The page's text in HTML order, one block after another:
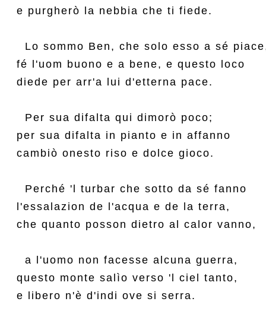
e purgherò la nebbia che ti fiede.
Lo sommo Ben, che solo esso a sé
fé l'uom buono e a bene, e questo loco
diede per arr'a lui d'etterna pace.
  Per sua difalta qui dimorò poco;
per sua difalta in pianto e in affanno
cambiò onesto riso e dolce gioco.
  Perché 'l turbar che sotto da sé fanno
l'essalazion de l'acqua e de la terra,
che quanto posson dietro al calor vanno,
  a l'uomo non facesse alcuna guerra,
questo monte salìo verso 'l ciel tanto,
e libero n'è d'indi ove si serra.